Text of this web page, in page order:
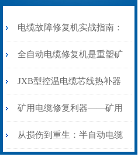
电缆故障修复机实战指南：
从“盲测”到“精确定点”的三
步作业法
全自动电缆修复机是重塑矿
山电力动脉的“智能外科医
生”
JXB型控温电缆芯线热补器
安装与接线：精准修复的工
艺基石
矿用电缆修复利器——矿用
电缆热补机智能控温，安全
从损伤到重生：半自动电缆